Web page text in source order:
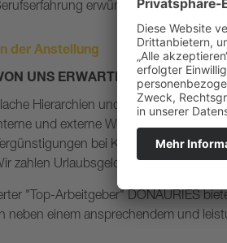
erwünscht
der Anstellung
UNS ERWARTEN KÖNNEN
Hierarchien und hohe Kollegialität
und externe
bei
zahlen Urlaubsgeld und
"Top-Arbeitgeber" DONAURIES
neben einem ansprechendem und